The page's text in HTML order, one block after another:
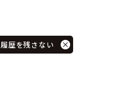
履歴を残さない